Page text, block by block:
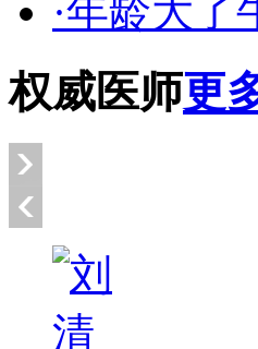
·年龄大了
权威医师更